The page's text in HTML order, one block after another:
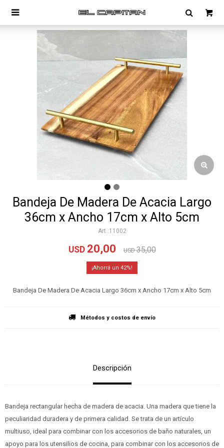

Bandeja De Madera De Acacia Largo
36cm x Ancho 17cm x Alto 5cm
11002
USD 20,00 USD 35,00
42
Bandeja De Madera De Acacia Largo 36cm x Ancho 17cm x Alto 5cm
Métodos y costos de envío
Descripción
Bandeja rectangular hecha de madera de acacia. Una madera que tiene la
peculiaridad duradera y de primera calidad. Se trata de un artículo
multiuso, ideal para combinar con los accesorios de baño naturales, un
apoyo para los utensilios de cocina, para combinar con los accesorios de